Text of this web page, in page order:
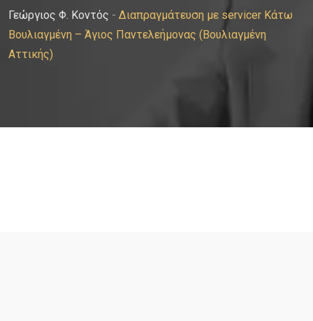
Γεώργιος Φ. Κοντός - Διαπραγμάτευση με servicer Κάτω
Βουλιαγμένη – Άγιος Παντελεήμονας (Βουλιαγμένη
Αττικής)